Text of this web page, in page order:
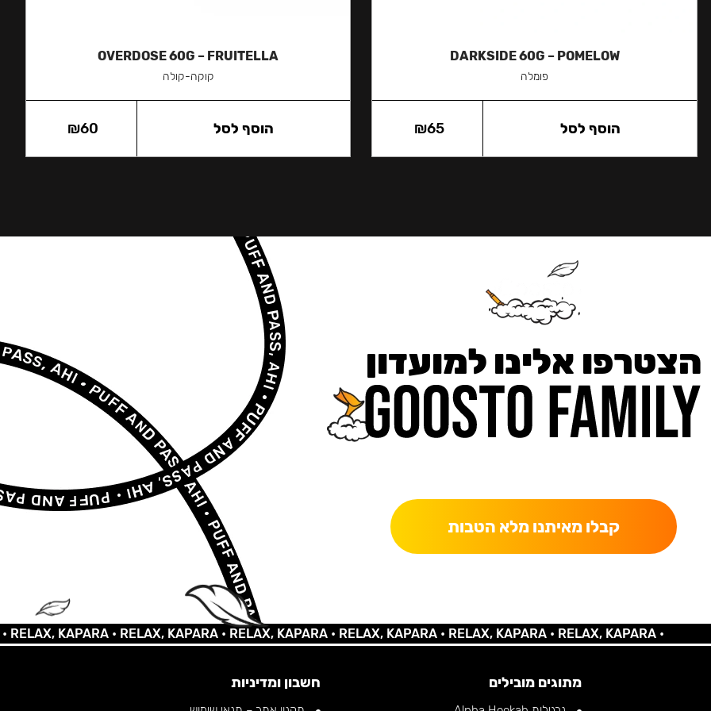
DARKSIDE 60G – POMELOW
פומלה
₪65 הוסף לסל
OVERDOSE 60G – FRUITELLA
קוקה-קולה
₪60 הוסף לסל
הצטרפו אלינו למועדון
קבלו מאיתנו מלא הטבות
KAPARA •RELAX, KAPARA •RELAX, KAPARA •RELAX, KAPARA •RELAX, KAPARA •RELAX, KAPARA •
מתוגים מובילים חשבון ומדיניות